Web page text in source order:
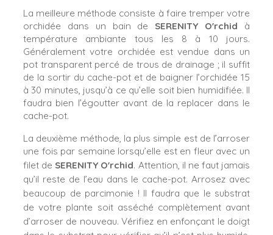
La meilleure méthode consiste à faire tremper votre
orchidée dans un bain de SERENITY O'rchid à
température ambiante tous les 8 à 10 jours.
Généralement votre orchidée est vendue dans un
pot transparent percé de trous de drainage ; il suffit
de la sortir du cache-pot et de baigner l’orchidée 15
à 30 minutes, jusqu’à ce qu’elle soit bien humidifiée. Il
faudra bien l’égoutter avant de la replacer dans le
cache-pot.
La deuxième méthode, la plus simple est de l’arroser
une fois par semaine lorsqu’elle est en fleur avec un
filet de SERENITY O'rchid. Attention, il ne faut jamais
qu’il reste de l’eau dans le cache-pot. Arrosez avec
beaucoup de parcimonie ! Il faudra que le substrat
de votre plante soit asséché complètement avant
d’arroser de nouveau. Vérifiez en enfonçant le doigt